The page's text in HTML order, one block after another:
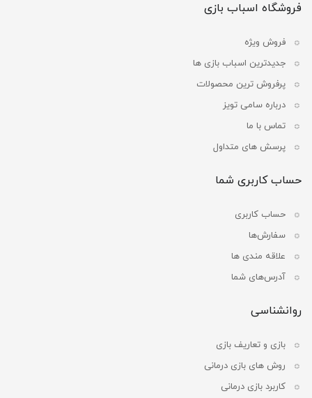
فروشگاه اسباب بازی
فروش ویژه
جدیدترین اسباب بازی ها
پرفروش ترین محصولات
درباره سامی تویز
تماس با ما
پرسش های متداول
حساب کاربری شما
حساب کاربری
سفارش‌ها
علاقه مندی ها
آدرس‌های شما
روانشناسی
بازی و تعاریف بازی
روش های بازی درمانی
کاربرد بازی درمانی